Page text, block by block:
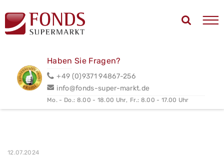
Haben Sie Fragen?
+49 (0)9371 94867-256
info@fonds-super-markt.de
Mo. - Do.: 8.00 - 18.00 Uhr, Fr.: 8.00 - 17.00 Uhr
12.07.2024